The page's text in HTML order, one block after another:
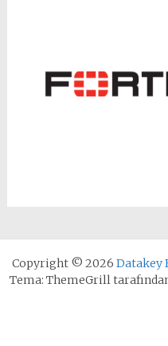
Copyright © 2026 Datakey
Tema: ThemeGrill